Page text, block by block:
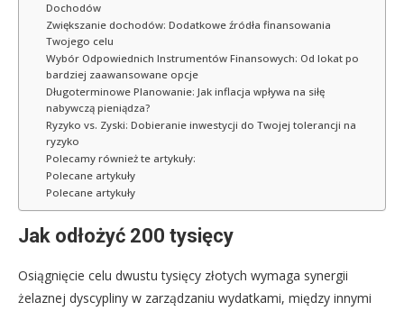
Dochodów
Zwiększanie dochodów: Dodatkowe źródła finansowania
Twojego celu
Wybór Odpowiednich Instrumentów Finansowych: Od lokat po
bardziej zaawansowane opcje
Długoterminowe Planowanie: Jak inflacja wpływa na siłę
nabywczą pieniądza?
Ryzyko vs. Zyski: Dobieranie inwestycji do Twojej tolerancji na
ryzyko
Polecamy również te artykuły:
Polecane artykuły
Polecane artykuły
Jak odłożyć 200 tysięcy
Osiągnięcie celu dwustu tysięcy złotych wymaga synergii
żelaznej dyscypliny w zarządzaniu wydatkami, między innymi